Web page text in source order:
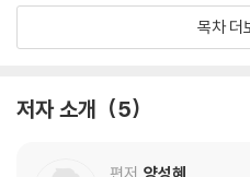
· Gramatica y Ejercicios 32
· Vocabulario y Expresiones 48
목차 더
저자 소개 5